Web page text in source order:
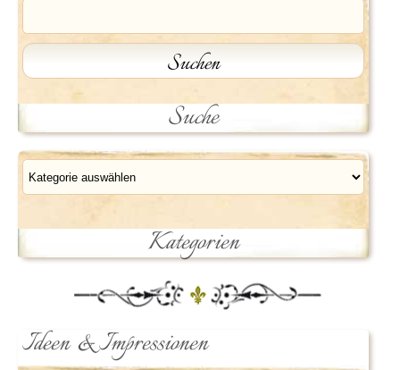
Suche
Kategorien
Kategorien
Ideen & Impressionen